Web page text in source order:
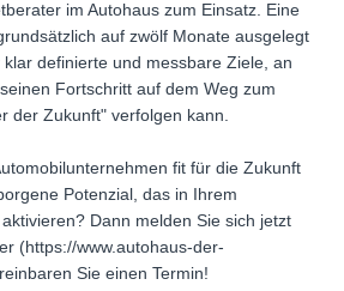
im Autohaus zum Einsatz. Eine
auf zwölf Monate ausgelegt
definierte und messbare Ziele, an
Fortschritt auf dem Weg zum
der Zukunft" verfolgen kann.
fit für die Zukunft
Potenzial, das in Ihrem
Dann melden Sie sich jetzt
(https://www.autohaus-der-
Sie einen Termin!